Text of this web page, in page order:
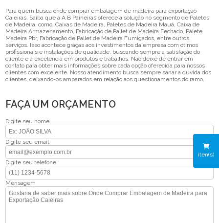
iten(s)
Para quem busca onde comprar embalagem de madeira para exportação
Caieiras, Saiba que a A B Paineiras oferece a solução no segmento de Paletes
de Madeira, como, Caixas de Madeira, Paletes de Madeira Mauá, Caixa de
Madeira Armazenamento, Fabricação de Pallet de Madeira Fechado, Palete
Madeira Pbr, Fabricação de Pallet de Madeira Fumigados, entre outros
serviços. Isso acontece graças aos investimentos da empresa com ótimos
profissionais e instalações de qualidade, buscando sempre a satisfação do
cliente e a excelência em produtos e trabalhos. Não deixe de entrar em
contato para obter mais informações sobre cada opção oferecida para nossos
clientes com excelente. Nosso atendimento busca sempre sanar a dúvida dos
clientes, deixando-os amparados em relação aos questionamentos do ramo.
FAÇA UM ORÇAMENTO
Digite seu nome
Digite seu email
Digite seu telefone
Mensagem